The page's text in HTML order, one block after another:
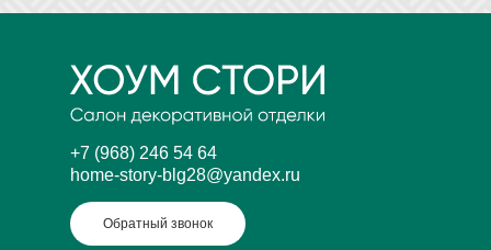
+7 (968) 246 54 64
home-story-blg28@yandex.ru
Обратный звонок